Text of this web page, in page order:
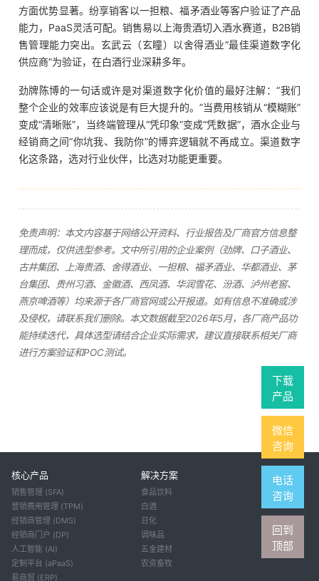
方面优势显著。纷享销客以一担粮、福矛酒业等客户验证了产品
能力，PaaS灵活可配。销售易以上海贵酒切入酒水赛道，B2B销
售管理能力突出。玄武云（玄瞳）以舍得酒业“最佳渠道数字化
供应商”为验证，在白酒行业深耕多年。
劲牌陈博的一句话或许是对渠道数字化价值的最好注解：“我们
整个企业的效率应该说是有巨大提升的。”当费用核销从“模糊账”
变成“清晰账”，当终端管理从“凭印象”变成“凭数据”，酒水企业与
经销商之间“你坑我、我防你”的博弈逻辑就不再成立。渠道数字
化这条路，选对行业伙伴，比选对功能更重要。
免责声明：本文内容基于网络公开资料、行业报告及厂商官方信息整
理而成，仅供选型参考。文中所引用的企业案例（劲牌、口子酒业、
古井集团、上海贵酒、舍得酒业、一担粮、福矛酒业、华都酒业、茅
台集团、贵州习酒、金徽酒、西凤酒、华润雪花、汾酒、泸州老窖、
燕京啤酒等）均来源于各厂商官网或公开报道。如有信息不准确或涉
及侵权，请联系我们删除。本文数据截至2026年5月，各厂商产品功
能持续迭代，具体选型请结合企业实际需求，建议直接联系相关厂商
进行方案验证和POC测试。
核心产品
销售管理 (SFA)
营销费用管理 (TPM)
经销商管理 (DMS)
经销商门户 (DP)
人工智能 (AI)
定制平台 (aPaaS)
易商贸 (ERP)
解决方案
食品饮料
白酒
日化
调味品
五金建材
农资畜牧
下载
产品
微信
咨询
电话
咨询
回到
顶部